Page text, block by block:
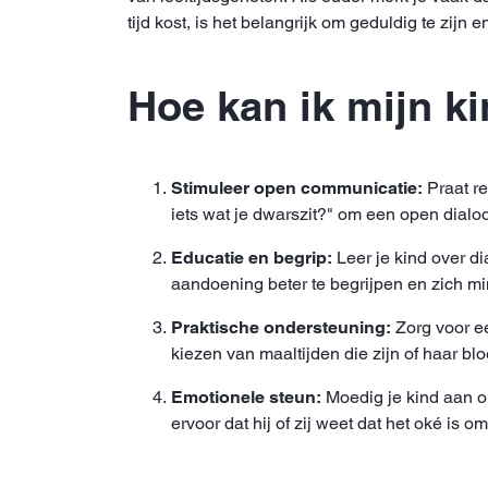
tijd kost, is het belangrijk om geduldig te zijn
Hoe kan ik mijn
Stimuleer open communicatie: Praat
iets wat je dwarszit?" om een open
Educatie en begrip: Leer je kind over
aandoening beter te begrijpen en zich
Praktische ondersteuning: Zorg voor
kiezen van maaltijden die zijn of haar
Emotionele steun: Moedig je kind aan
ervoor dat hij of zij weet dat het oké is